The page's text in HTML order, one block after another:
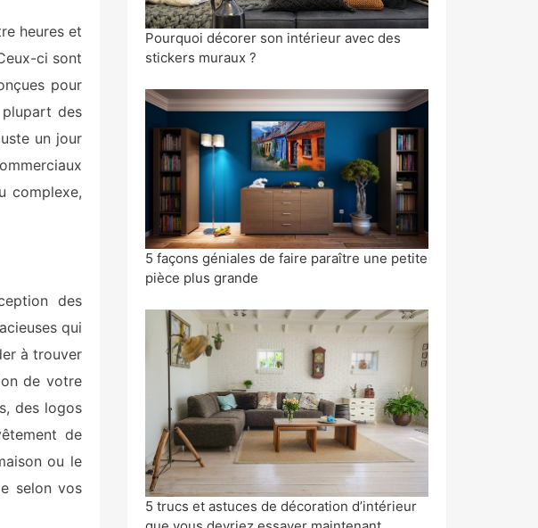
heures et
ci sont
pour
des
un jour
complexe,
des
qui
à trouver
de votre
des logos
de
ou le
selon vos
Pourquoi décorer son intérieur avec des
stickers muraux ?
5 façons géniales de faire paraître une petite
pièce plus grande
5 trucs et astuces de décoration d’intérieur